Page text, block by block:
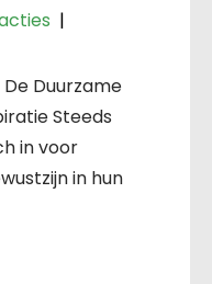
|
Duurzame
Steeds
in voor
in hun